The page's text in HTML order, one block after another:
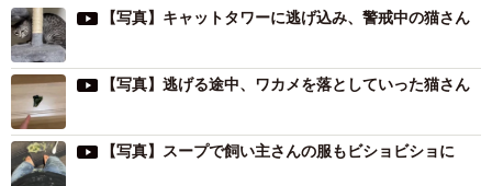
【写真】キャットタワーに逃げ込み、警戒中の猫さん
【写真】逃げる途中、ワカメを落としていった猫さん
【写真】スープで飼い主さんの服もビショビショに